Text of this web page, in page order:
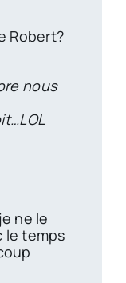
Robert?
nous
ne le
le temps